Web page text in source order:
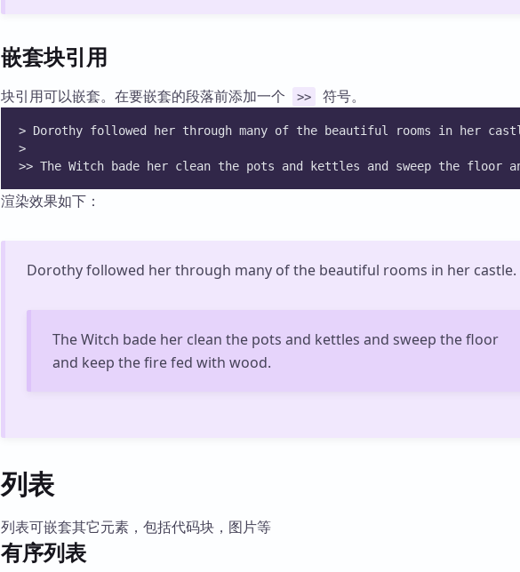
嵌套块引用
块引用可以嵌套。在要嵌套的段落前添加一个 >> 符号。
> Dorothy followed her through many of the beautiful rooms in her
>
>> The Witch bade her clean the pots and kettles and sweep the floor
渲染效果如下：
Dorothy followed her through many of the beautiful rooms in her castle.
The Witch bade her clean the pots and kettles and sweep the floor
and keep the fire fed with wood.
列表
列表可嵌套其它元素，包括代码块，图片等
有序列表